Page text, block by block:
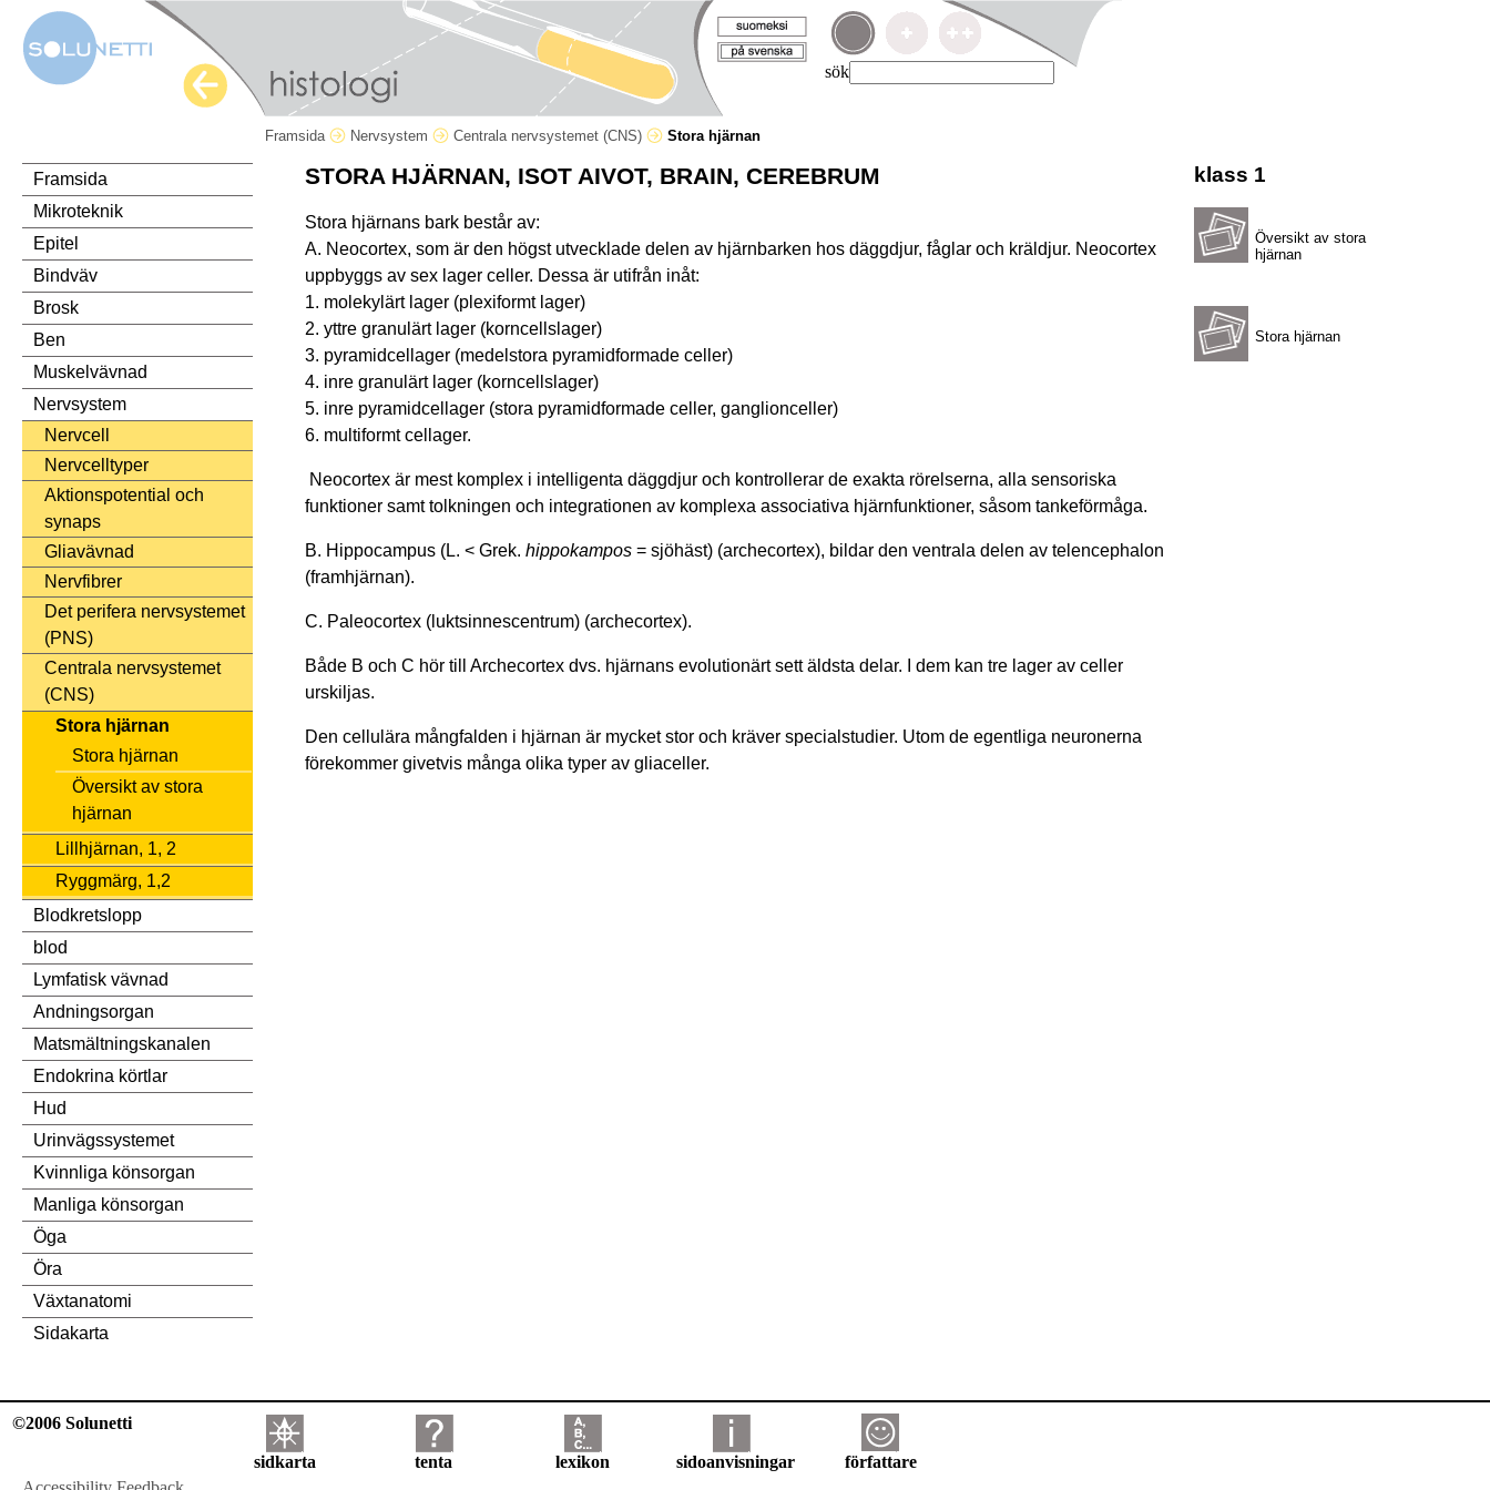
sök
Framsida Nervsystem Centrala nervsystemet (CNS) Stora hjärnan
Framsida
Mikroteknik
Epitel
Bindväv
Brosk
Ben
Muskelvävnad
Nervsystem
Nervcell
Nervcelltyper
Aktionspotential och
synaps
Gliavävnad
Nervfibrer
Det perifera nervsystemet
(PNS)
Centrala nervsystemet
(CNS)
Stora hjärnan
Stora hjärnan
Översikt av stora
hjärnan
Lillhjärnan, 1, 2
Ryggmärg, 1,2
Blodkretslopp
blod
Lymfatisk vävnad
Andningsorgan
Matsmältningskanalen
Endokrina körtlar
Hud
Urinvägssystemet
Kvinnliga könsorgan
Manliga könsorgan
Öga
Öra
Växtanatomi
Sidakarta
klass 1
Översikt av stora
hjärnan
Stora hjärnan
STORA HJÄRNAN, ISOT AIVOT, BRAIN, CEREBRUM
Stora hjärnans bark består av:
A. Neocortex, som är den högst utvecklade delen av hjärnbarken hos däggdjur, fåglar och kräldjur. Neocortex
uppbyggs av sex lager celler. Dessa är utifrån inåt:
1. molekylärt lager (plexiformt lager)
2. yttre granulärt lager (korncellslager)
3. pyramidcellager (medelstora pyramidformade celler)
4. inre granulärt lager (korncellslager)
5. inre pyramidcellager (stora pyramidformade celler, ganglionceller)
6. multiformt cellager.
Neocortex är mest komplex i intelligenta däggdjur och kontrollerar de exakta rörelserna, alla sensoriska
funktioner samt tolkningen och integrationen av komplexa associativa hjärnfunktioner, såsom tankeförmåga.
B. Hippocampus (L. < Grek. hippokampos = sjöhäst) (archecortex), bildar den ventrala delen av telencephalon
(framhjärnan).
C. Paleocortex (luktsinnescentrum) (archecortex).
Både B och C hör till Archecortex dvs. hjärnans evolutionärt sett äldsta delar. I dem kan tre lager av celler
urskiljas.
Den cellulära mångfalden i hjärnan är mycket stor och kräver specialstudier. Utom de egentliga neuronerna
förekommer givetvis många olika typer av gliaceller.
©2006 Solunetti
sidkarta tenta lexikon sidoanvisningar
författare